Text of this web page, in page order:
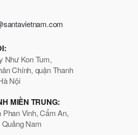
Như Kon Tum,
Chính, quận Thanh
Nội
MIỀN TRUNG:
Phan Vinh, Cẩm An,
Nam